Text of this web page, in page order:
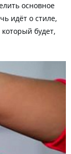
основное
идёт о стиле,
будет,